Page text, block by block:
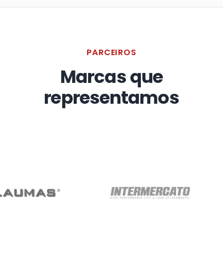
PARCEIROS
Marcas que
representamos